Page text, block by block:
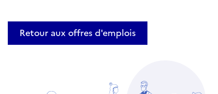
Retour aux offres d'emplois